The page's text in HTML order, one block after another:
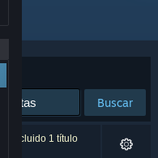
Buscar
excluido 1 título